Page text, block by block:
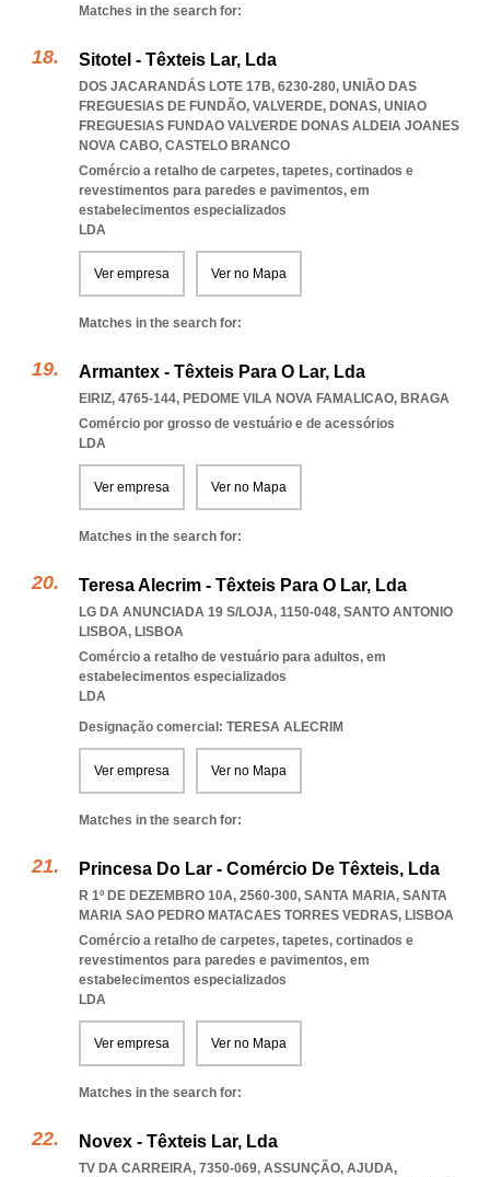
Matches in the search for:
Sitotel - Têxteis Lar, Lda
DOS JACARANDÁS LOTE 17B, 6230-280, UNIÃO DAS
FREGUESIAS DE FUNDÃO, VALVERDE, DONAS, UNIAO
FREGUESIAS FUNDAO VALVERDE DONAS ALDEIA JOANES
NOVA CABO, CASTELO BRANCO
Comércio a retalho de carpetes, tapetes, cortinados e
revestimentos para paredes e pavimentos, em
estabelecimentos especializados
LDA
Ver empresa Ver no Mapa
Matches in the search for:
Armantex - Têxteis Para O Lar, Lda
EIRIZ, 4765-144, PEDOME VILA NOVA FAMALICAO, BRAGA
Comércio por grosso de vestuário e de acessórios
LDA
Ver empresa Ver no Mapa
Matches in the search for:
Teresa Alecrim - Têxteis Para O Lar, Lda
LG DA ANUNCIADA 19 S/LOJA, 1150-048, SANTO ANTONIO
LISBOA, LISBOA
Comércio a retalho de vestuário para adultos, em
estabelecimentos especializados
LDA
Designação comercial: TERESA ALECRIM
Ver empresa Ver no Mapa
Matches in the search for:
Princesa Do Lar - Comércio De Têxteis, Lda
R 1º DE DEZEMBRO 10A, 2560-300, SANTA MARIA, SANTA
MARIA SAO PEDRO MATACAES TORRES VEDRAS, LISBOA
Comércio a retalho de carpetes, tapetes, cortinados e
revestimentos para paredes e pavimentos, em
estabelecimentos especializados
LDA
Ver empresa Ver no Mapa
Matches in the search for:
Novex - Têxteis Lar, Lda
TV DA CARREIRA, 7350-069, ASSUNÇÃO, AJUDA,